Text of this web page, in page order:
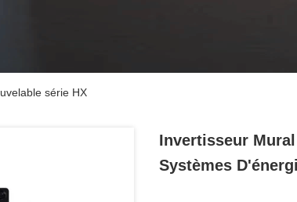
série HX
Invertisseur
Systèmes